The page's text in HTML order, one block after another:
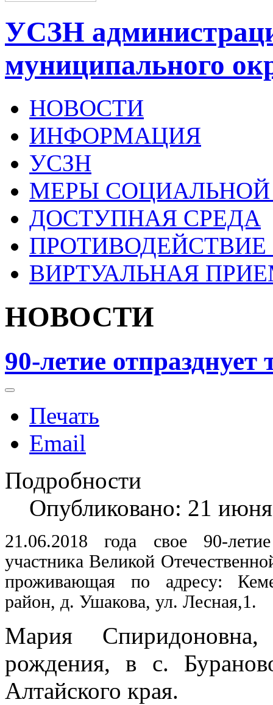
УСЗН
муниципального
НОВОСТИ
ИНФОРМАЦИЯ
УСЗН
МЕРЫ
ДОСТУПНАЯ СРЕДА
ВИРТУАЛЬНАЯ
НОВОСТИ
90-летие
Печать
Email
Подробности
Опубликовано: 21
21.06.2018 года свое 90-
участника Великой
проживающая по адресу:
район, д. Ушакова, ул. Лесная,1.
Мария
рождения, в с.
Алтайского края.